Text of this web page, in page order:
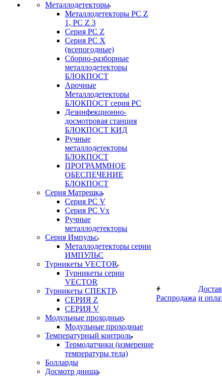
Металлодетекторы
Металлодетекторы РС Z
1, PC Z 3
Серия РС Z
Серия РС X
(всепогодные)
Сборно-разборные
металлодетекторы
БЛОКПОСТ
Арочные
Металлодетекторы
БЛОКПОСТ серия РС
Дезинфекционно-
досмотровая станция
БЛОКПОСТ КИД
Ручные
металлодетекторы
БЛОКПОСТ
ПРОГРАММНОЕ
ОБЕСПЕЧЕНИЕ
БЛОКПОСТ
Серия Матрешка
Серия PC V
Серия PC Vx
Ручные
металлодетекторы
Серия Импульс
Металлодетекторы серии
ИМПУЛЬС
Турникеты VECTOR
Турникеты серии
VECTOR
Турникеты СПЕКТР
СЕРИЯ Z
СЕРИЯ V
Модульные проходные
Модульные проходные
Температурный контроль
Термодатчики (измерение
температуры тела)
Болларды
Досмотр днища
Распродажа и